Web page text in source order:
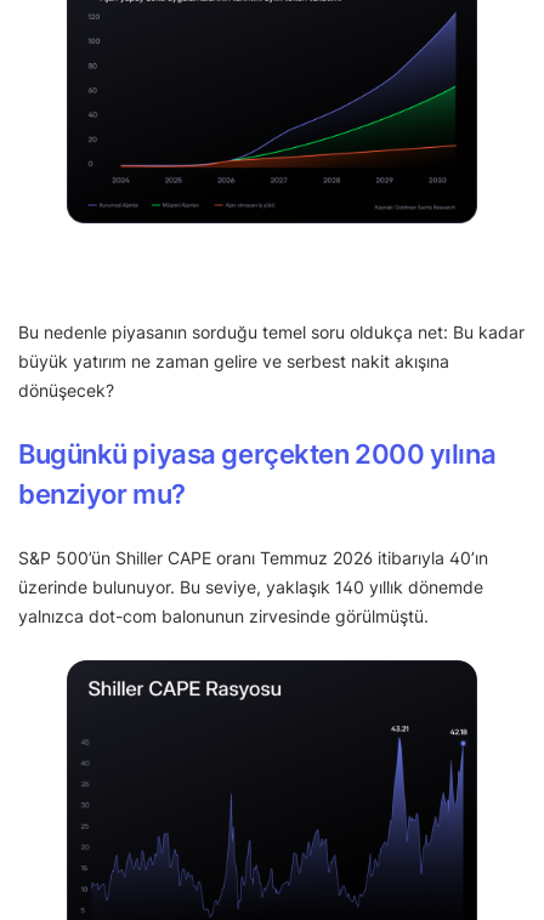
Bu nedenle piyasanın sorduğu temel soru oldukça net: Bu kadar
büyük yatırım ne zaman gelire ve serbest nakit akışına
dönüşecek?
Bugünkü piyasa gerçekten 2000 yılına
benziyor mu?
S&P 500’ün Shiller CAPE oranı Temmuz 2026 itibarıyla 40’ın
üzerinde bulunuyor. Bu seviye, yaklaşık 140 yıllık dönemde
yalnızca dot-com balonunun zirvesinde görülmüştü.